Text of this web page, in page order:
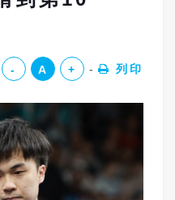
- A + 列印